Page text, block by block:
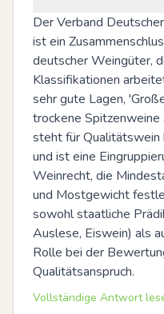
Der Verband
ist ein
deutscher Weingüter,
Klassifikationen
sehr gute Lagen,
trockene
steht für
und ist eine
Weinrecht, die
und Mostgewicht
sowohl staatliche
Auslese, Eiswein) als
Rolle bei der
Qualitätsanspruch.
Vollständige Antwort